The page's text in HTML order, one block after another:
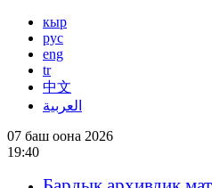
кыр
рус
eng
tr
中文
العربية
07 баш оона 2026
19:40